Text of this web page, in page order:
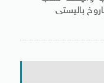
باليستى